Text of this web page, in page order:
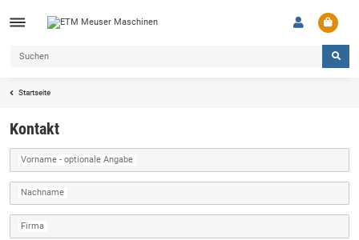
Startseite
Kontakt
Vorname - optionale Angabe
Nachname
Firma